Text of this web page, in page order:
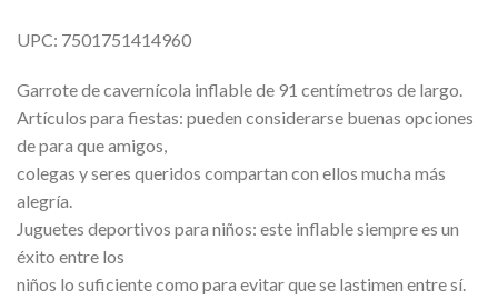
UPC: 7501751414960
Garrote de cavernícola inflable de 91 centímetros de largo.
Artículos para fiestas: pueden considerarse buenas opciones
de para que amigos,
colegas y seres queridos compartan con ellos mucha más
alegría.
Juguetes deportivos para niños: este inflable siempre es un
éxito entre los
niños lo suficiente como para evitar que se lastimen entre sí.